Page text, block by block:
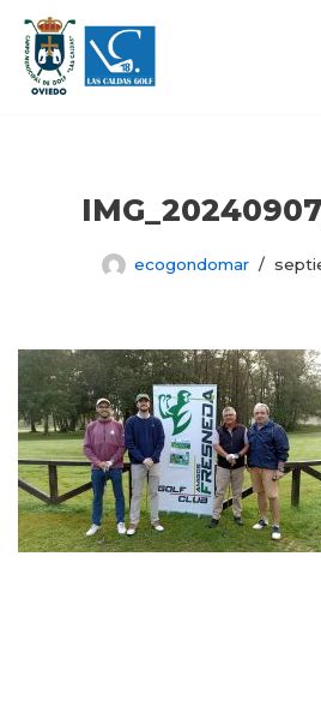
Saltar
al
ecogondomar